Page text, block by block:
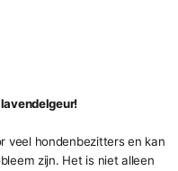
veel hondenbezitters en kan
zijn. Het is niet alleen